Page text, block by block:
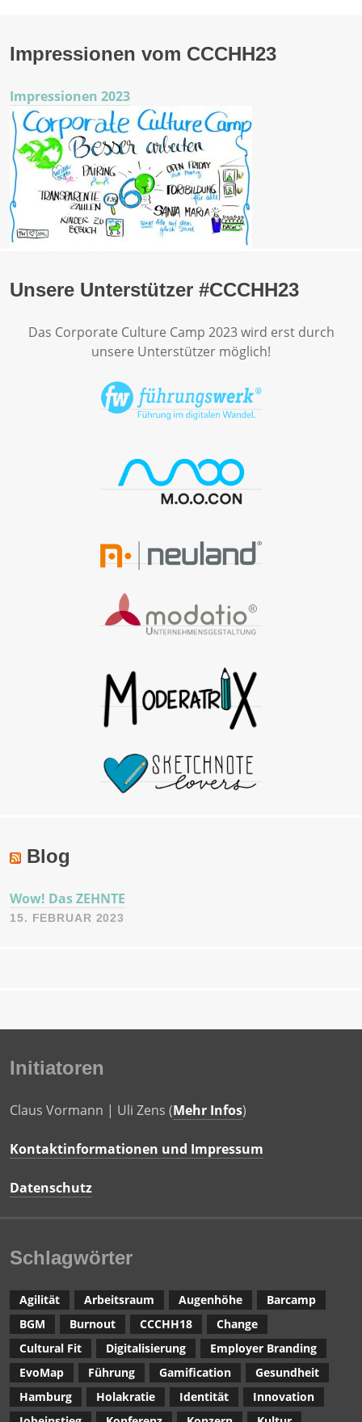
Impressionen vom CCCHH23
Impressionen 2023
Unsere Unterstützer #CCCHH23
Das Corporate Culture Camp 2023 wird erst durch
unsere Unterstützer möglich!
Blog
Wow! Das ZEHNTE
15. FEBRUAR 2023
Initiatoren
Claus Vormann | Uli Zens (Mehr Infos)
Kontaktinformationen und Impressum
Datenschutz
Schlagwörter
Agilität Arbeitsraum Augenhöhe
Barcamp
BGM
Burnout CCCHH18
Change
Cultural Fit
Digitalisierung
Employer Branding
EvoMap
Führung Gamification
Gesundheit
Hamburg
Holakratie Identität
Innovation